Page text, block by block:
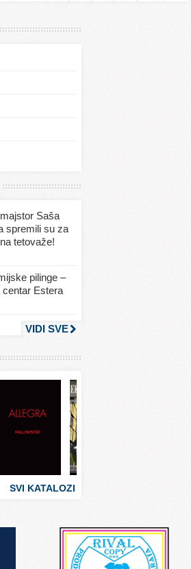
Saša
spremili su za
tetovaže!
pilinge –
Estera
VIDI SVE
SVI KATALOZI